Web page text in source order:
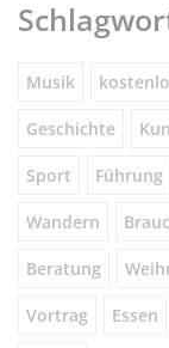
Musik
Geschichte
Sport Führung
Wandern
Beratung
Vortrag Essen